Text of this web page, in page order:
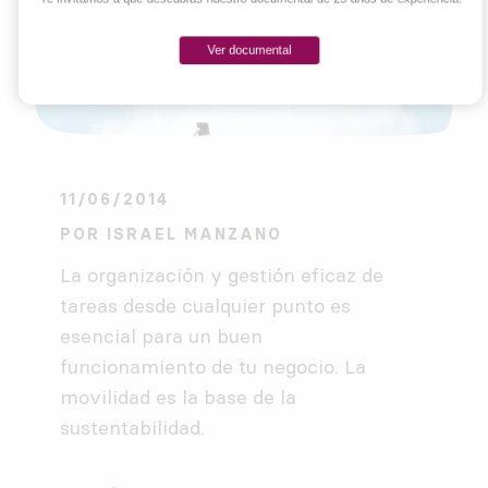
11/06/2014
POR
ISRAEL MANZANO
La organización y gestión eficaz de
tareas desde cualquier punto es
esencial para un buen
funcionamiento de tu negocio. La
movilidad es la base de la
sustentabilidad.
Ver documental